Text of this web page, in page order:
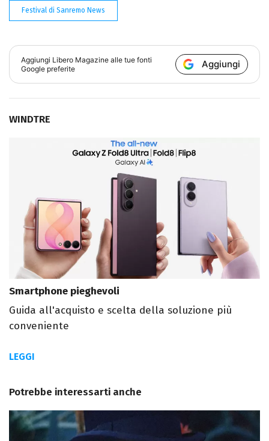
Festival di Sanremo News
Aggiungi Libero Magazine alle tue fonti
Google preferite
Aggiungi
WINDTRE
Smartphone pieghevoli
Guida all'acquisto e scelta della soluzione più
conveniente
LEGGI
Potrebbe interessarti anche